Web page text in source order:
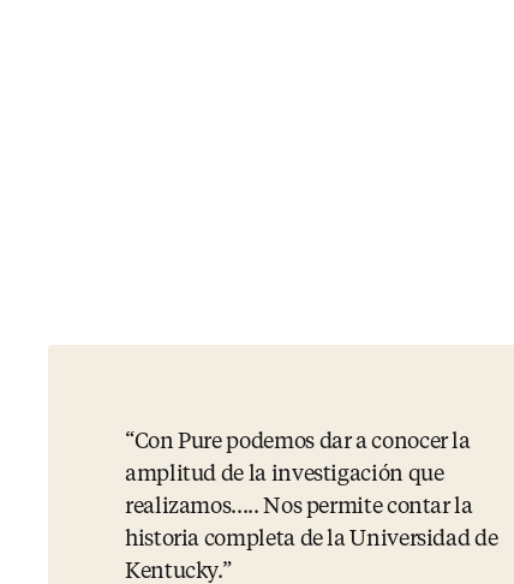
Con Pure podemos dar a conocer la
amplitud de la investigación que
realizamos..... Nos permite contar la
historia completa de la Universidad de
Kentucky.